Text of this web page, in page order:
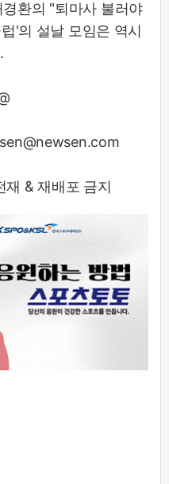
환의 "퇴마사 불러야
'의 설날 모임은 역시
& 재배포 금지